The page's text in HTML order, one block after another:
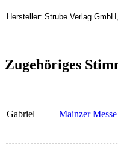
Hersteller: Strube Verlag
Zugehöriges
Gabriel Mainzer